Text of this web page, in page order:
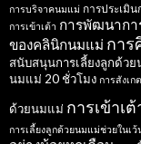
การบริจาคนมแม่ การประเมิ
การเข้าเต้า การพัฒนากา
ของคลินิกนมแม่ การ
สนับสนุนการเลี้ยงลูกด้ว
นมแม่ 20 ชั่วโมง การสังเ
ด้วยนมแม่ การเข้าเต้
การเลี้ยงลูกด้วยนมแม่ช่วยในเว้